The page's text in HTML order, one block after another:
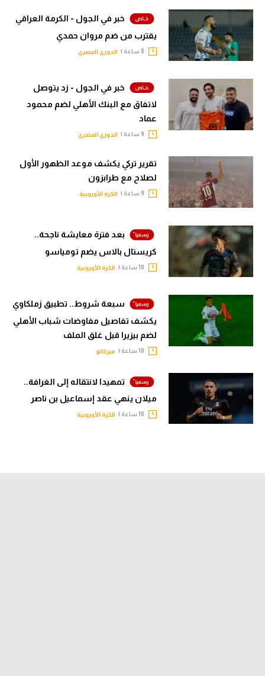
خبر في الجول - الكرمة العراقي
يقترب من ضم مروان حمدي
الدوري المصري
خبر في الجول - زد يتوصل
لاتفاق مع البنك الأهلي لضم محمود
عماد
الدوري المصري
تقرير تركي يكشف موعد الظهور الأول
لصلاح مع طرابزون
الكرة الأوروبية
بعد فترة معايشة ناجحة..
كريستال بالاس يضم تومياسو
الكرة الأوروبية
سبعة شروط.. تطبيق زملكاوي
يكشف تفاصيل مفاوضات شباب الأهلي
لضم بيزيرا قبل غلق الملف
ميركاتو
تمهيدا لانتقاله إلى الغرافة..
ميلان ينهي عقد إسماعيل بن ناصر
الكرة الأوروبية